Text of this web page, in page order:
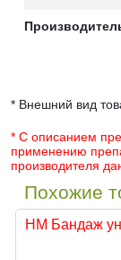
* Внешний вид
* С описанием
применению
производителя
Похожие
НМ Бандаж